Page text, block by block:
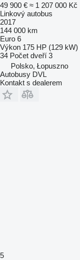
49 900 € ≈ 1 207 000 Kč
Linkový autobus
2017
144 000 km
Euro 6
Výkon 175 HP (129 kW)
34 Počet dveří 3
Polsko, Łopuszno
Autobusy DVL
Kontakt s dealerem
5